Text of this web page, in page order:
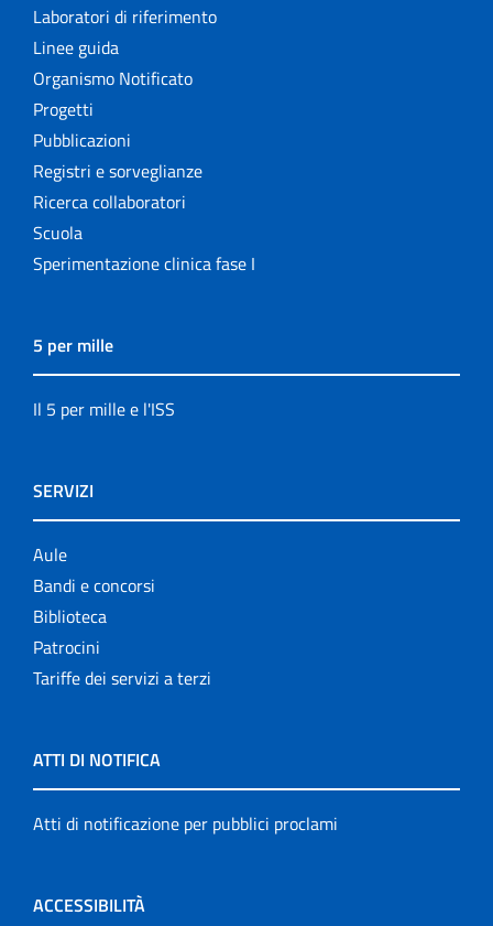
Laboratori di riferimento
Linee guida
Organismo Notificato
Progetti
Pubblicazioni
Registri e sorveglianze
Ricerca collaboratori
Scuola
Sperimentazione clinica fase I
5 per mille
Il 5 per mille e l'ISS
SERVIZI
Aule
Bandi e concorsi
Biblioteca
Patrocini
Tariffe dei servizi a terzi
ATTI DI NOTIFICA
Atti di notificazione per pubblici proclami
ACCESSIBILITÀ